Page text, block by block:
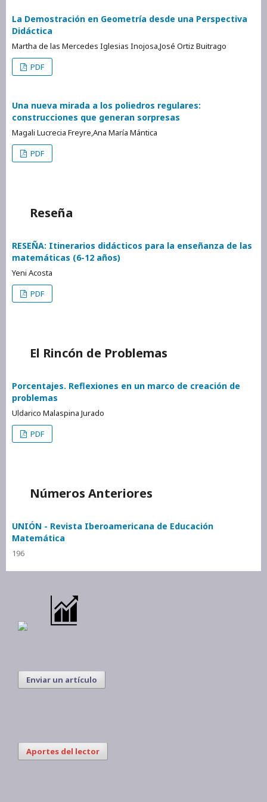
La Demostración en Geometría desde una Perspectiva
Didáctica
Martha de las Mercedes Iglesias Inojosa,José Ortiz Buitrago
PDF
Una nueva mirada a los poliedros regulares:
construcciones que generan sorpresas
Magali Lucrecia Freyre,Ana María Mántica
PDF
Reseña
RESEÑA: Itinerarios didácticos para la enseñanza de las
matemáticas (6-12 años)
Yeni Acosta
PDF
El Rincón de Problemas
Porcentajes. Reflexiones en un marco de creación de
problemas
Uldarico Malaspina Jurado
PDF
Números Anteriores
UNIÓN - Revista Iberoamericana de Educación
Matemática
196
Enviar un artículo
Aportes del lector